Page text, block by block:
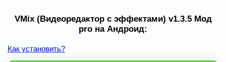
VMix (Видеоредактор с эффектами) v1.3.5 Мод
pro на Андроид:
Как установить?